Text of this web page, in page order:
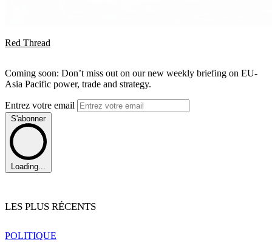
Red Thread
Coming soon: Don’t miss out on our new weekly briefing on EU-
Asia Pacific power, trade and strategy.
Entrez votre email
S'abonner
Loading...
LES PLUS RÉCENTS
POLITIQUE